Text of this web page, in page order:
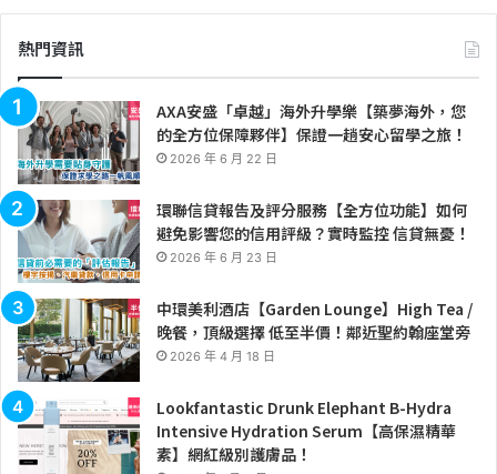
熱門資訊
AXA安盛「卓越」海外升學樂【築夢海外，您
的全方位保障夥伴】保證一趟安心留學之旅！
2026 年 6 月 22 日
環聯信貸報告及評分服務【全方位功能】如何
避免影響您的信用評級？實時監控 信貸無憂！
2026 年 6 月 23 日
中環美利酒店【Garden Lounge】High Tea /
晚餐，頂級選擇 低至半價！鄰近聖約翰座堂旁
2026 年 4 月 18 日
Lookfantastic Drunk Elephant B-Hydra
Intensive Hydration Serum【高保濕精華
素】網紅級別護膚品！